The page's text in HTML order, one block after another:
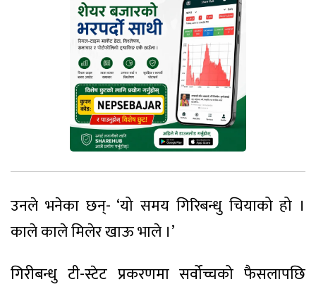
उनले भनेका छन्- ‘यो समय गिरिबन्धु चियाको हो ।
काले काले मिलेर खाऊ भाले ।’
गिरीबन्धु टी-स्टेट प्रकरणमा सर्वोच्चको फैसलापछि